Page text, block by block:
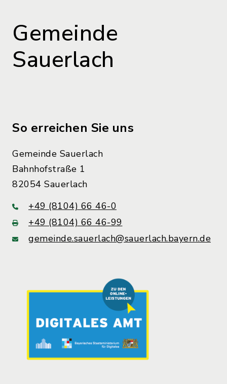
Gemeinde
Sauerlach
So erreichen Sie uns
Gemeinde Sauerlach
Bahnhofstraße 1
82054 Sauerlach
+49 (8104) 66 46-0
+49 (8104) 66 46-99
gemeinde.sauerlach@sauerlach.bayern.de